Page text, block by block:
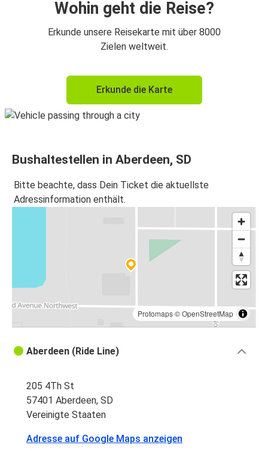
Wohin geht die Reise?
Erkunde unsere Reisekarte mit über 8000
Zielen weltweit.
Erkunde die Karte
Bushaltestellen in Aberdeen, SD
Bitte beachte, dass Dein Ticket die aktuellste
Adressinformation enthält.
Protomaps©OpenStreetMap
Aberdeen (Ride Line)
205 4Th St
57401 Aberdeen, SD
Vereinigte Staaten
Adresse auf Google Maps anzeigen